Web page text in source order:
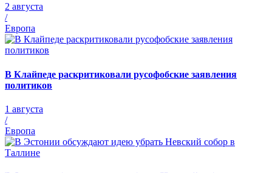
2 августа
/
Европа
В Клайпеде раскритиковали русофобские заявления
политиков
1 августа
/
Европа